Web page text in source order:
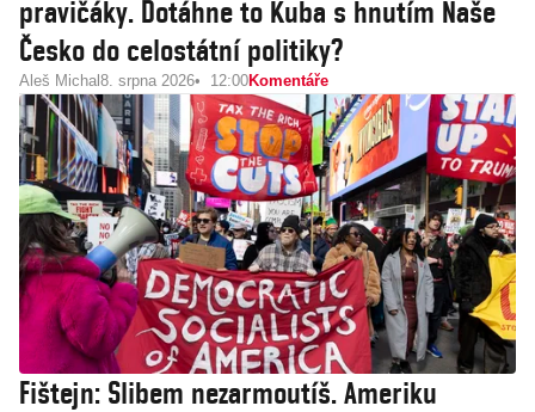
pravičáky. Dotáhne to Kuba s hnutím Naše
Česko do celostátní politiky?
Aleš Michal 8. srpna 2026 12:00Komentáře
Fištejn: Slibem nezarmoutíš. Ameriku